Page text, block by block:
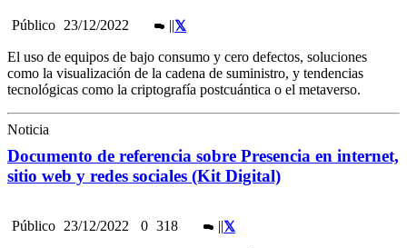
Público 23/12/2022 ||
El uso de equipos de bajo consumo y cero defectos, soluciones
como la visualización de la cadena de suministro, y tendencias
tecnológicas como la criptografía postcuántica o el metaverso.
Noticia
Documento de referencia sobre Presencia en internet,
sitio web y redes sociales (Kit Digital)
Público 23/12/2022 0 318 ||